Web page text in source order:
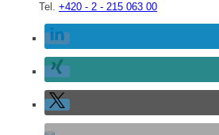
Tel.+420 - 2 - 215 063 00